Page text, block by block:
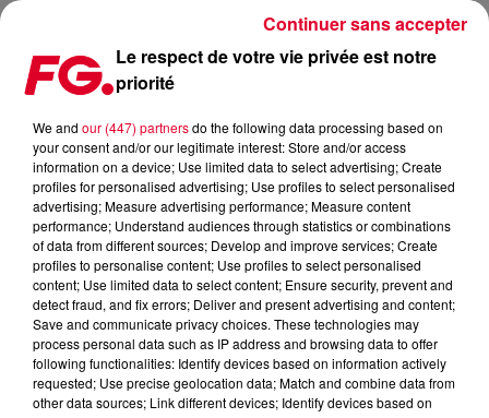
LA RÉMUNÉRATION DES ARTISTES
Publié : 23 novembre 2020 à 10h14 par Christophe
HUBERT
Le respect de votre vie privée est notre
priorité
We and our (447) partnersdo the following data processing based on
your consent and/or our legitimate interest: Store and/or access
information on a device; Use limited data to select advertising; Create
profiles for personalised advertising; Use profiles to select personalised
advertising; Measure advertising performance; Measure content
performance; Understand audiences through statistics or combinations
of data from different sources; Develop and improve services; Create
profiles to personalise content; Use profiles to select personalised
content; Use limited data to select content; Ensure security, prevent and
detect fraud, and fix errors; Deliver and present advertising and content;
Save and communicate privacy choices. These technologies may
process personal data such as IP address and browsing data to offer
following functionalities: Identify devices based on information actively
requested; Use precise geolocation data; Match and combine data from
other data sources; Link different devices; Identify devices based on
Continuer sans accepter